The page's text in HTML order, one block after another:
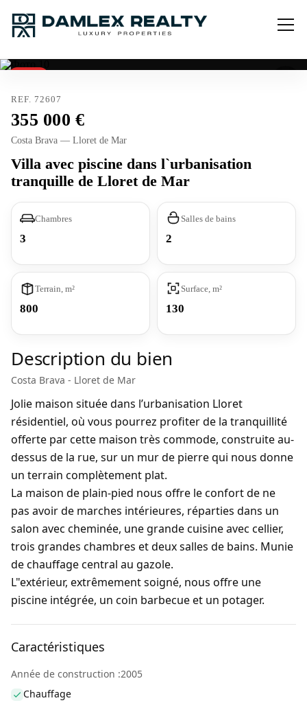
REF. 72607
355 000
Costa Brava — Lloret de Mar
Villa avec piscine dans l`urbanisation
tranquille de Lloret de Mar
Chambres
3
Salles de bains
2
Terrain, m²
800
Surface, m²
130
Description du bien
Costa Brava - Lloret de Mar
Jolie maison située dans l’urbanisation Lloret
résidentiel, où vous pourrez profiter de la tranquillité
offerte par cette maison très commode, construite au-
dessus de la rue, sur un mur de pierre qui nous donne
un terrain complètement plat.
La maison de plain-pied nous offre le confort de ne
pas avoir de marches intérieures, réparties dans un
salon avec cheminée, une grande cuisine avec cellier,
trois grandes chambres et deux salles de bains. Munie
de chauffage central au gazole.
L"extérieur, extrêmement soigné, nous offre une
piscine intégrée, un coin barbecue et un potager.
Caractéristiques
Année de construction :2005
Chauffage